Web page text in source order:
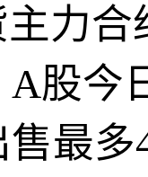
力合
股今
最多